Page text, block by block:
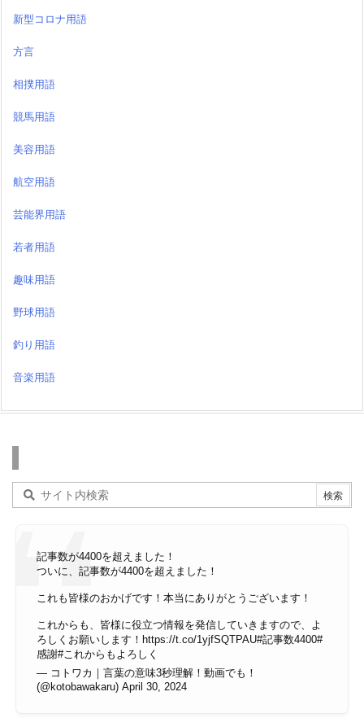
新型コロナ用語
方言
相撲用語
競馬用語
美容用語
航空用語
芸能界用語
若者用語
趣味用語
野球用語
釣り用語
音楽用語
記事数が4400を超えました！
ついに、記事数が4400を超えました！
これも皆様のおかげです！本当にありがとうございます！
これからも、皆様に役立つ情報を発信していきますので、よ
ろしくお願いします！ https://t.co/1yjfSQTPAU#記事数4400#
感謝#これからもよろしく
— コトワカ｜言葉の意味3秒理解！動画でも！
(@kotobawakaru) April 30, 2024